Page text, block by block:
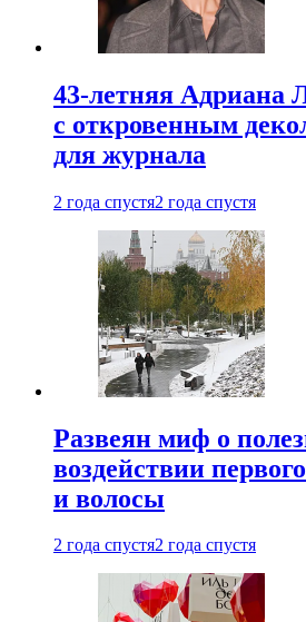
43-летняя Адриана
с откровенным
для журнала
2 года спустя2 года спустя
Развеян миф о
воздействии
и волосы
2 года спустя2 года спустя